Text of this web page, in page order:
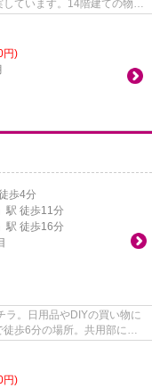
ています。14階建ての物件
円)
歩4分
」駅 徒歩11分
」駅 徒歩16分
ラ。日用品やDIYの買い物に
歩6分の場所。共用部には
円)